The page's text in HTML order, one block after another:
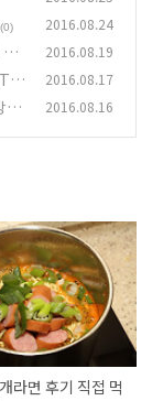
(0) 2016.08.24
2016.08.19
2016.08.17
지
2016.08.16
라면 후기 직접 먹